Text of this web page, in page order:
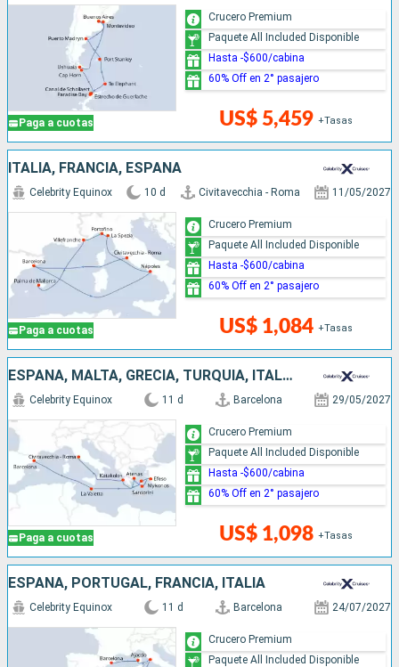
Paga a cuotas US$ 5,459 +Tasas
Crucero Premium
Paquete All Included Disponible
Hasta -$600/cabina
60% Off en 2° pasajero
ITALIA, FRANCIA, ESPAÑA
Paga a cuotas
Celebrity Equinox 10 d Civitavecchia - Roma 11/05/2027
US$ 1,084 +Tasas
Crucero Premium
Paquete All Included Disponible
Hasta -$600/cabina
60% Off en 2° pasajero
ESPAÑA, MALTA, GRECIA, TURQUÍA, ITALIA
Paga a cuotas
Celebrity Equinox 11 d Barcelona 29/05/2027
US$ 1,098 +Tasas
Crucero Premium
Paquete All Included Disponible
Hasta -$600/cabina
60% Off en 2° pasajero
ESPAÑA, PORTUGAL, FRANCIA, ITALIA
Celebrity Equinox 11 d Barcelona 24/07/2027
Crucero Premium
Paquete All Included Disponible